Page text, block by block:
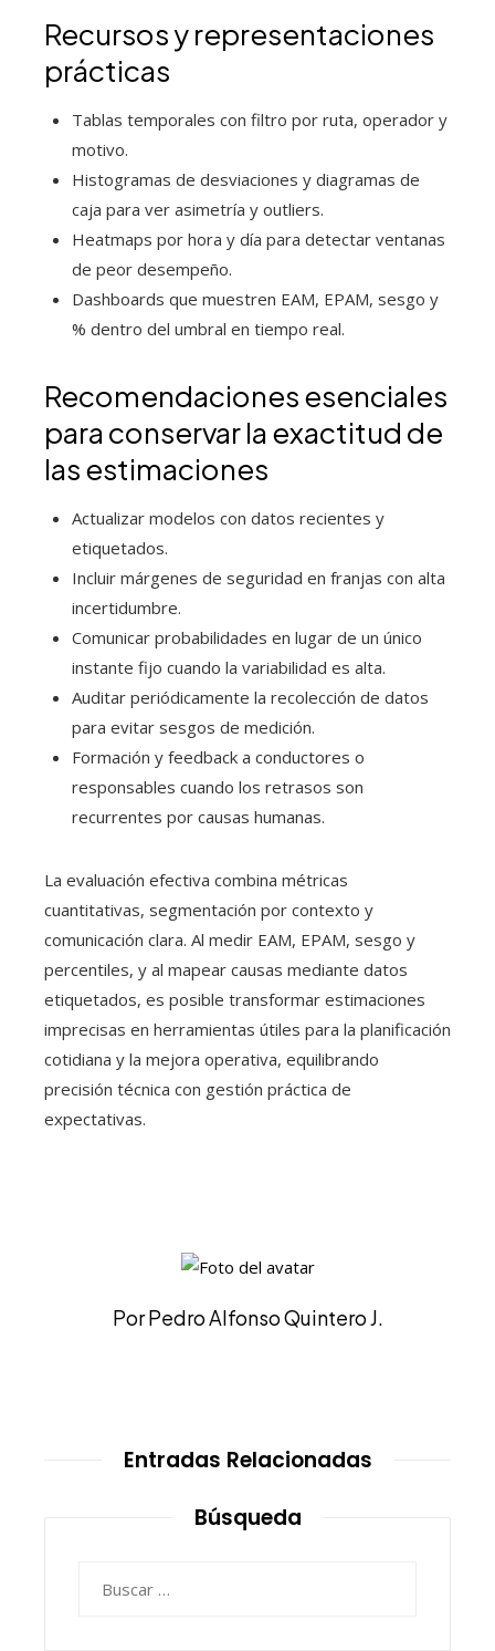
Recursos y representaciones
prácticas
Tablas temporales con filtro por ruta, operador y
motivo.
Histogramas de desviaciones y diagramas de
caja para ver asimetría y outliers.
Heatmaps por hora y día para detectar ventanas
de peor desempeño.
Dashboards que muestren EAM, EPAM, sesgo y
% dentro del umbral en tiempo real.
Recomendaciones esenciales
para conservar la exactitud de
las estimaciones
Actualizar modelos con datos recientes y
etiquetados.
Incluir márgenes de seguridad en franjas con alta
incertidumbre.
Comunicar probabilidades en lugar de un único
instante fijo cuando la variabilidad es alta.
Auditar periódicamente la recolección de datos
para evitar sesgos de medición.
Formación y feedback a conductores o
responsables cuando los retrasos son
recurrentes por causas humanas.
La evaluación efectiva combina métricas
cuantitativas, segmentación por contexto y
comunicación clara. Al medir EAM, EPAM, sesgo y
percentiles, y al mapear causas mediante datos
etiquetados, es posible transformar estimaciones
imprecisas en herramientas útiles para la planificación
cotidiana y la mejora operativa, equilibrando
precisión técnica con gestión práctica de
expectativas.
Por Pedro Alfonso Quintero J.
Entradas Relacionadas
Búsqueda